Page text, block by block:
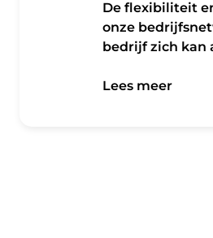
De flexibiliteit
onze
bedrijf zich kan
Lees meer